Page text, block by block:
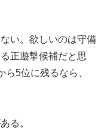
い。欲しいのは守備
正遊撃候補だと思
5位に残るなら、
る。